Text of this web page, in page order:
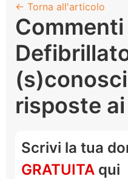
← Torna all'articolo
Commenti
risposte
Scrivi la tua
GRATUITA qui